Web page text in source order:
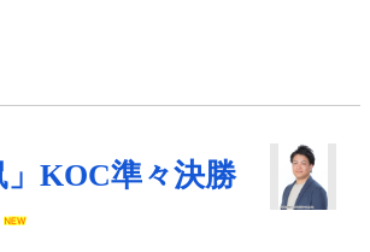
」KOC準々決勝